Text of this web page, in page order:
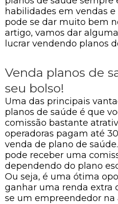
habilidades em vendas
pode se dar muito bem
artigo, vamos dar
lucrar vendendo planos
Venda planos de
seu bolso!
Uma das principais
planos de saúde é que
comissão bastante
operadoras pagam até
venda de plano de
pode receber uma
dependendo do plano
Ou seja, é uma ótima
ganhar uma renda extra
se um empreendedor na